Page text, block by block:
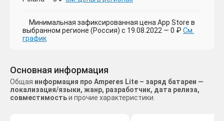
Минимальная зафиксированная цена App Store в
выбранном регионе (Россия) с 19.08.2022 — 0 ₽ См.
график
Основная информация
Общая информация про Amperes Lite – заряд батареи —
локализация/языки, жанр, разработчик, дата релиза,
совместимостьи прочие характеристики.